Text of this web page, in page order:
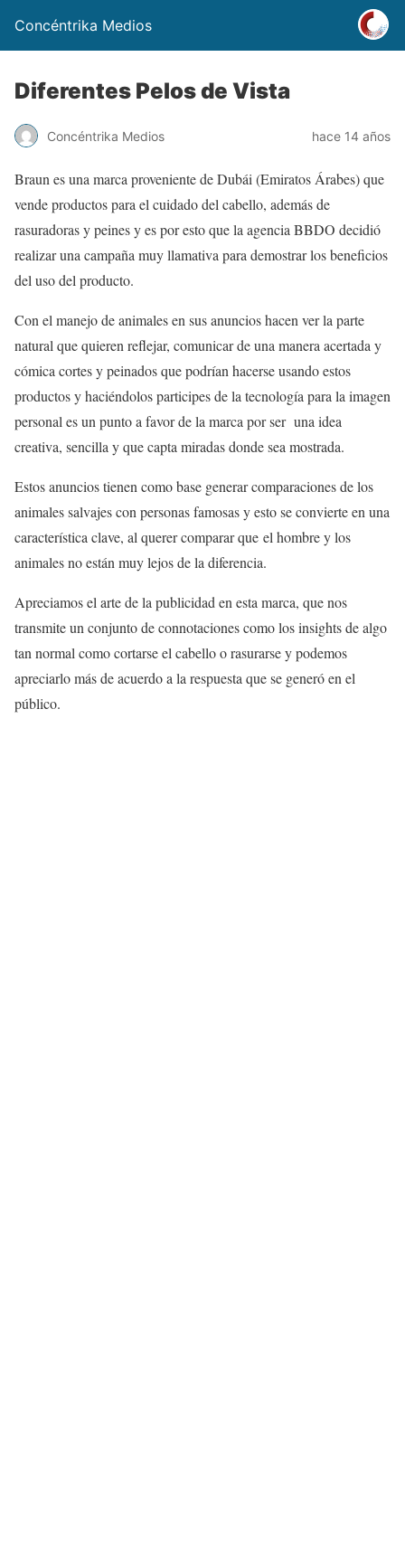
Concéntrika Medios
Diferentes Pelos de Vista
Concéntrika Medios hace 14 años
Braun es una marca proveniente de Dubái (Emiratos Árabes) que
vende productos para el cuidado del cabello, además de
rasuradoras y peines y es por esto que la agencia BBDO decidió
realizar una campaña muy llamativa para demostrar los beneficios
del uso del producto.
Con el manejo de animales en sus anuncios hacen ver la parte
natural que quieren reflejar, comunicar de una manera acertada y
cómica cortes y peinados que podrían hacerse usando estos
productos y haciéndolos participes de la tecnología para la imagen
personal es un punto a favor de la marca por ser una idea
creativa, sencilla y que capta miradas donde sea mostrada.
Estos anuncios tienen como base generar comparaciones de los
animales salvajes con personas famosas y esto se convierte en una
característica clave, al querer comparar que el hombre y los
animales no están muy lejos de la diferencia.
Apreciamos el arte de la publicidad en esta marca, que nos
transmite un conjunto de connotaciones como los insights de algo
tan normal como cortarse el cabello o rasurarse y podemos
apreciarlo más de acuerdo a la respuesta que se generó en el
público.